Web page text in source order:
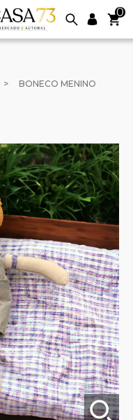
0
> BONECO MENINO